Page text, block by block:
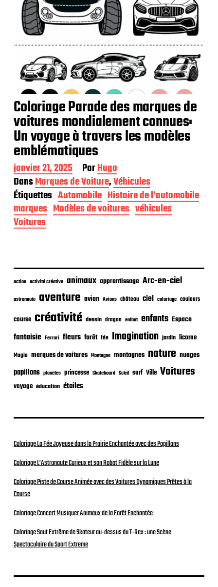
Coloriage Parade des marques de
voitures mondialement connues:
Un voyage à travers les modèles
emblématiques
D
a
t
e
d
e
p
i
a
t
i
o
n
janvier 21, 2025 ParHugo
DansMarques de Voiture,Véhicules
Étiquettes Automobile Histoire de l'automobile
marques Modèles de voitures véhicules
Voitures
action activité créative animaux apprentissage Arc-en-ciel
astronaute aventure avion Avions château ciel coloriage couleurs
course créativité dessin dragon enfant enfants Espace
fantaisie Ferrari fleurs forêt fée Imagination jardin licorne
Magie marques de voitures Montagne montagnes nature nuages
papillons planètes princesse Skateboard Soleil surf Ville Voitures
voyage éducation étoiles
Coloriage La Fée Joyeuse dans la Prairie Enchantée avec des Papillons
Coloriage L’Astronaute Curieux et son Robot Fidèle sur la Lune
Coloriage Piste de Course Animée avec des Voitures Dynamiques Prêtes à la
Course
Coloriage Concert Musiquer Animaux de la Forêt Enchantée
Coloriage Saut Extrême de Skateur au-dessus du T-Rex : une Scène
Spectaculaire du Sport Extreme